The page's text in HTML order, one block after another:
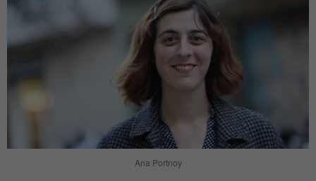
Ana Portnoy